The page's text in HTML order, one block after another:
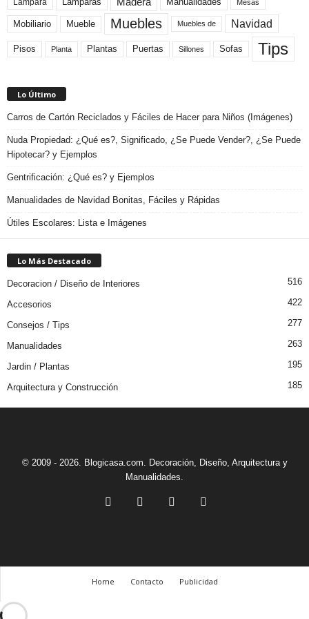
Mesas
Mobiliario Mueble Muebles Muebles de Navidad
Pisos Planta Plantas Puertas Sillones Sofas Tips
Lo Último
Carros de Cartón Reciclados y Fáciles de Hacer para Niños (Imágenes)
Nuda Propiedad: ¿Qué es?, Significado, ¿Se Puede Vender?, ¿Se Puede
Hipotecar? y Ejemplos
Gentrificación: ¿Qué es? y Ejemplos
Manualidades de Navidad Bonitas, Fáciles y Rápidas
Útiles Escolares: Lista e Imágenes
Lo Más Destacado
Decoracion / Diseño de Interiores 516
Accesorios 422
Consejos / Tips 277
Manualidades 263
Jardin / Plantas 195
Arquitectura y Construcción 185
© 2009 - 2026. Blogicasa.com. Decoración, Diseño, Arquitectura y
Manualidades.
Home Contacto Publicidad